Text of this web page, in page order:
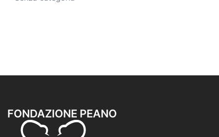
FONDAZIONE PEANO